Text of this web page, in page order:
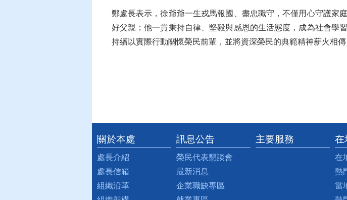
鄭處長表示，徐爺爺一生戎馬報國、盡忠職守，不僅用心守護家
好父親；他一貫秉持自律、堅毅與感恩的生活態度，成為社會學
持續以實際行動關懷榮民前輩，並將資深榮民的典範精神薪火相傳
:::
關於本處
處長介紹
處長信箱
組織沿革
訊息公告
榮民代表懇談會
最新消息
企業職缺專區
主要服務 在
在
熱
當